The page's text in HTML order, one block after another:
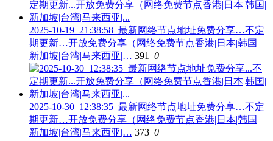
2025-10-19_21:38:58_最新网络节点地址免费分享…不定
期更新…开放免费分享（网络免费节点香港|日本|韩国|
新加坡|台湾|马来西亚|… 391 0
2025-10-30_12:38:35_最新网络节点地址免费分享…不定
期更新…开放免费分享（网络免费节点香港|日本|韩国|
新加坡|台湾|马来西亚|… 373 0